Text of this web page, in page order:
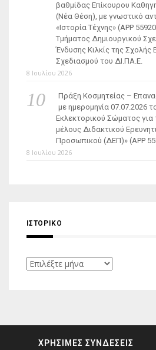
βαθμίδας Επίκουρου
(Νέα Θέση), με γνωστικό
«Ιστορία Τέχνης» (ΑΡΡ
Τμήματος Δημιουργικού
Ένδυσης Κιλκίς της Σχολής
Σχεδιασμού του ΔΙ.ΠΑ.Ε.
8 Ιουλίου 2026
Πράξη Κοσμητείας –
με ημερομηνία 07.07.2026
Εκλεκτορικού Σώματος για
μέλους Διδακτικού
Προσωπικού (ΔΕΠ)» (APP
8 Ιουλίου 2026
ΙΣΤΟΡΙΚΌ
Ιστορικό
ΧΡΗΣΙΜΕΣ ΣΥΝΔΕΣΕΙΣ